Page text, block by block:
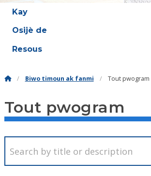
Kay
Osijè de
Resous
Biwo timoun ak fanmi Tout pwogram
Tout pwogram